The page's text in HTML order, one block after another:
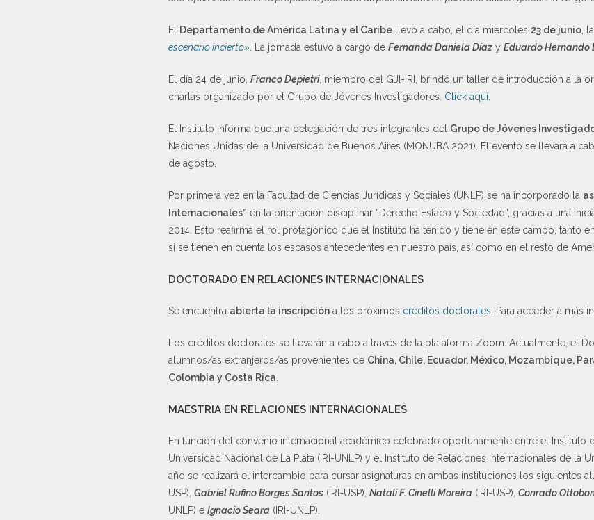
El Departamento de América Latina y el Caribe llevó a cabo, el día miércoles 23 de junio,
escenario incierto». La jornada estuvo a cargo de Fernanda Daniela Díaz y Eduardo Hernando
El día 24 de junio, Franco Depietri, miembro del GJI-IRI, brindó un taller de introducción a la
charlas organizado por el Grupo de Jóvenes Investigadores. Click aquí.
El Instituto informa que una delegación de tres integrantes del Grupo de Jóvenes
Naciones Unidas de la Universidad de Buenos Aires (MONUBA 2021). El evento se llevará a
de agosto.
Por primera vez en la Facultad de Ciencias Jurídicas y Sociales (UNLP) se ha incorporado la
Internacionales” en la orientación disciplinar “Derecho Estado y Sociedad”, gracias a una
2014. Esto reafirma el rol protagónico que el Instituto ha tenido y tiene en este campo, tanto
si se tienen en cuenta los escasos antecedentes en nuestro país, así como en el resto de
DOCTORADO EN RELACIONES INTERNACIONALES
Se encuentra abierta la inscripción a los próximos créditos doctorales. Para acceder a más
Los créditos doctorales se llevarán a cabo a través de la plataforma Zoom. Actualmente, el
alumnos/as extranjeros/as provenientes de China, Chile, Ecuador, México, Mozambique,
Colombia y Costa Rica.
MAESTRIA EN RELACIONES INTERNACIONALES
En función del convenio internacional académico celebrado oportunamente entre el Instituto
Universidad Nacional de La Plata (IRI-UNLP) y el Instituto de Relaciones Internacionales de la
año se realizará el intercambio para cursar asignaturas en ambas instituciones los siguientes
USP), Gabriel Rufino Borges Santos (IRI-USP), Natali F. Cinelli Moreira (IRI-USP), Conrado
UNLP) e Ignacio Seara (IRI-UNLP).